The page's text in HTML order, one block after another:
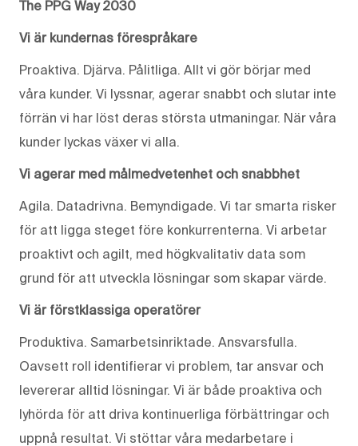
The PPG Way 2030
Vi är kundernas förespråkare
Proaktiva. Djärva. Pålitliga. Allt vi gör börjar med
våra kunder. Vi lyssnar, agerar snabbt och slutar inte
förrän vi har löst deras största utmaningar. När våra
kunder lyckas växer vi alla.
Vi agerar med målmedvetenhet och snabbhet
Agila. Datadrivna. Bemyndigade. Vi tar smarta risker
för att ligga steget före konkurrenterna. Vi arbetar
proaktivt och agilt, med högkvalitativ data som
grund för att utveckla lösningar som skapar värde.
Vi är förstklassiga operatörer
Produktiva. Samarbetsinriktade. Ansvarsfulla.
Oavsett roll identifierar vi problem, tar ansvar och
levererar alltid lösningar. Vi är både proaktiva och
lyhörda för att driva kontinuerliga förbättringar och
uppnå resultat. Vi stöttar våra medarbetare i